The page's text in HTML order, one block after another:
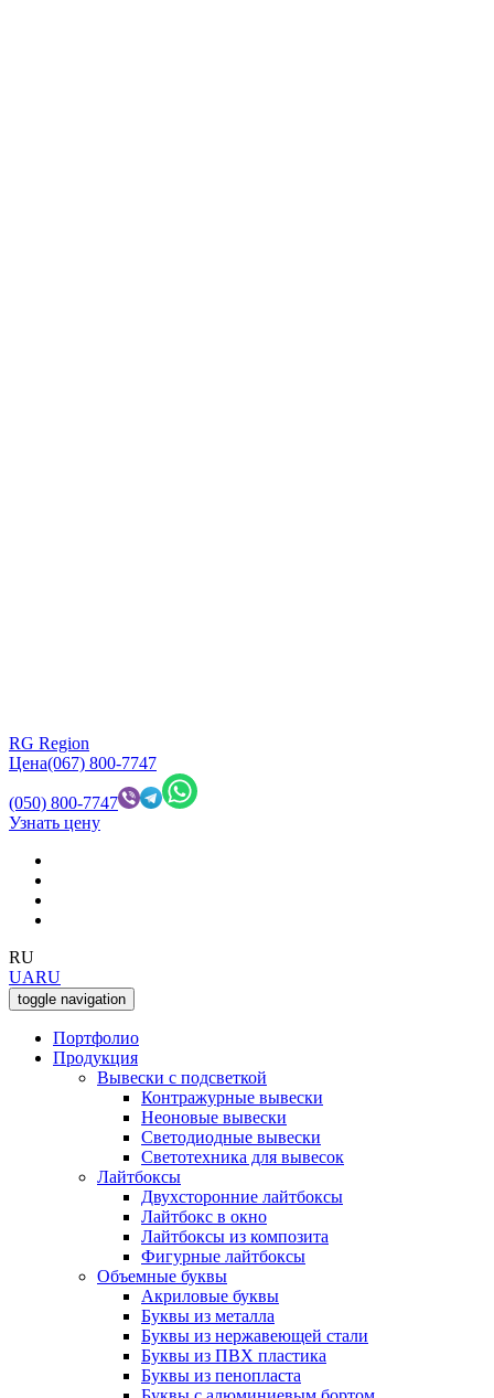
RG Region
Цена(067) 800-7747
(050) 800-7747
Узнать цену
RU
UARU
toggle navigation
Портфолио
Продукция
Вывески с подсветкой
Контражурные вывески
Неоновые вывески
Светодиодные вывески
Светотехника для вывесок
Лайтбоксы
Двухсторонние лайтбоксы
Лайтбокс в окно
Лайтбоксы из композита
Фигурные лайтбоксы
Объемные буквы
Акриловые буквы
Буквы из металла
Буквы из нержавеющей стали
Буквы из ПВХ пластика
Буквы из пенопласта